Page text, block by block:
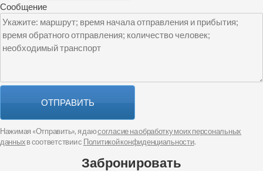
Сообщение
ОТПРАВИТЬ
Нажимая «Отправить», я даюсогласие на обработку моих персональных
данныхв соответствии с Политикой конфиденциальности.
Забронировать